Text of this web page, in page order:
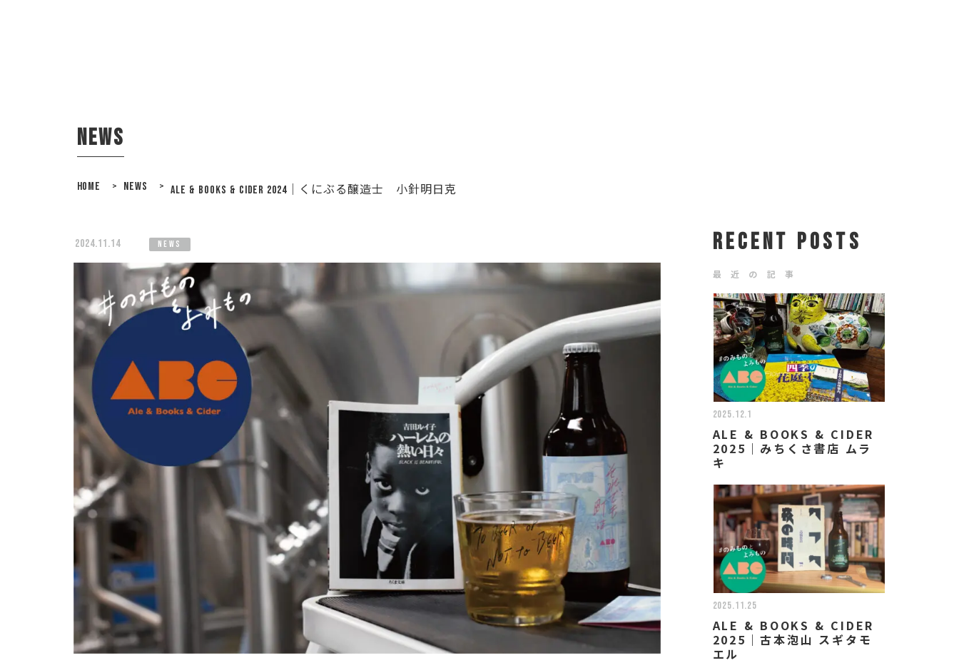
news
HOME > NEWS > ALE & BOOKS & CIDER 2024｜くにぶる醸造士 小針明日克
2024.11.14 news RECENT POSTS
最 近 の 記 事
2025.12.1
ALE & BOOKS & CIDER
2025｜みちくさ書店 ムラ
キ
2025.11.25
ALE & BOOKS & CIDER
2025｜古本泡山 スギタモ
エル